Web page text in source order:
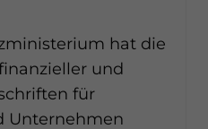
hat die
und
für
Unternehmen